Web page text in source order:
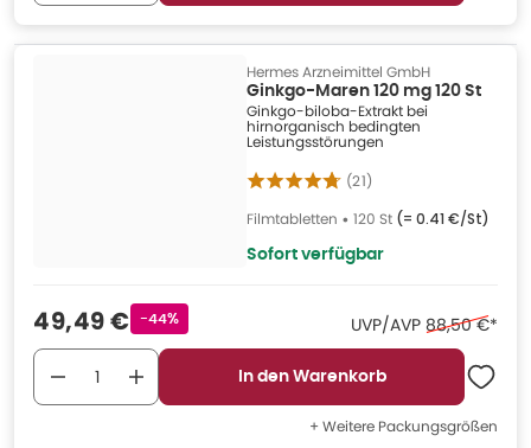
Hermes Arzneimittel GmbH
Ginkgo-Maren 120 mg 120 St
Ginkgo-biloba-Extrakt bei
hirnorganisch bedingten
Leistungsstörungen
(21)
Filmtabletten • 120 St (= 0.41 €/St)
Sofort verfügbar
Verkaufspreis
49,49 € Rabattstempel
-44% UVP/AVP Ehemaliger
88,50 €*
In den Warenkorb
+ Weitere Packungsgrößen